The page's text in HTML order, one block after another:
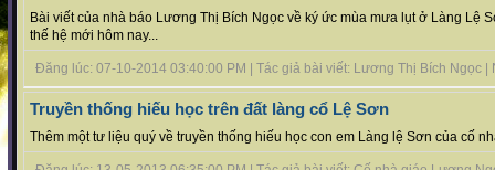
Bài viết của nhà báo Lương Thị Bích Ngọc về ký ức mùa mưa lụt ở Làng Lệ
thế hệ mới hôm nay...
Đăng lúc: 07-10-2014 03:40:00 PM | Tác giả bài viết: Lương Thị Bích Ngọc |
Truyền thống hiếu học trên đất làng cổ Lệ Sơn
Thêm một tư liệu quý về truyền thống hiếu học con em Làng lệ Sơn của cố